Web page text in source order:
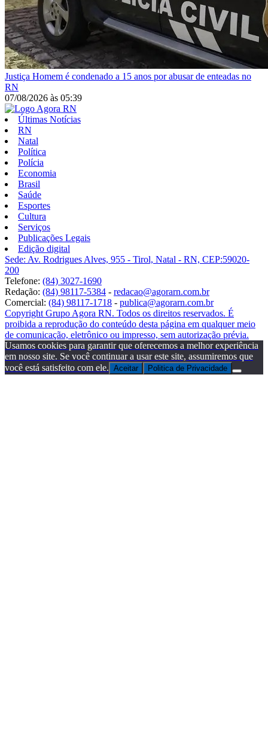
Justiça Homem é condenado a 15 anos por abusar de enteadas no
RN
07/08/2026 às 05:39
Últimas Notícias
RN
Natal
Política
Polícia
Economia
Brasil
Saúde
Esportes
Cultura
Serviços
Publicações Legais
Edição digital
Sede: Av. Rodrigues Alves, 955 - Tirol, Natal - RN, CEP:59020-
200
Telefone: (84) 3027-1690
Redação: (84) 98117-5384 - redacao@agorarn.com.br
Comercial: (84) 98117-1718 - publica@agorarn.com.br
Copyright Grupo Agora RN. Todos os direitos reservados. É
proibida a reprodução do conteúdo desta página em qualquer meio
de comunicação, eletrônico ou impresso, sem autorização prévia.
Usamos cookies para garantir que oferecemos a melhor experiência
em nosso site. Se você continuar a usar este site, assumiremos que
você está satisfeito com ele. Aceitar Politica de Privacidade